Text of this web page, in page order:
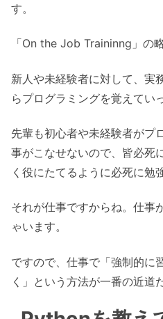
す。
「On the Job Traininng」の略
新人や未経験者に対して、実
らプログラミングを覚えてい
先輩も初心者や未経験者がプ
事がこなせないので、皆必死
く役にたてるように必死に勉
それが仕事ですからね。仕事
ゃいます。
ですので、仕事で「強制的に
く」という方法が一番の近道